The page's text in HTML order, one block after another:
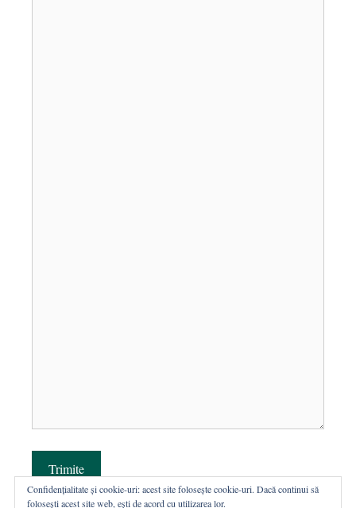
Trimite
Confidențialitate și cookie-uri: acest site folosește cookie-uri. Dacă continui să
folosești acest site web, ești de acord cu utilizarea lor.